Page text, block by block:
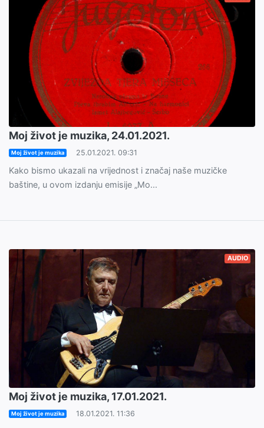
Moj život je muzika, 24.01.2021.
Moj život je muzika 25.01.2021. 09:31
Kako bismo ukazali na vrijednost i značaj naše muzičke
baštine, u ovom izdanju emisije „Mo...
AUDIO
Moj život je muzika, 17.01.2021.
Moj život je muzika 18.01.2021. 11:36